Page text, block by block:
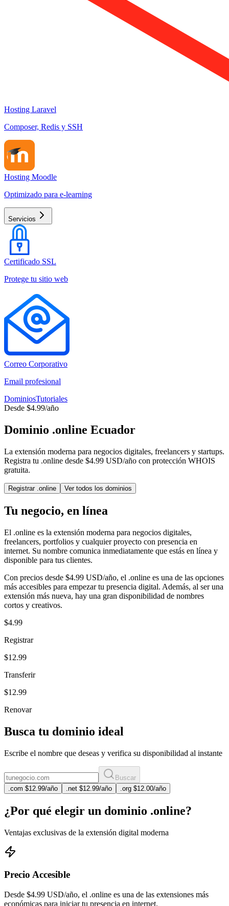
Hosting Laravel
Composer, Redis y SSH
Hosting Moodle
Optimizado para e-learning
Servicios
Certificado SSL
Protege tu sitio web
Correo Corporativo
Email profesional
DominiosTutoriales
Desde $4.99/año
Dominio .online Ecuador
La extensión moderna para negocios digitales, freelancers y startups.
Registra tu .online desde $4.99 USD/año con protección WHOIS
gratuita.
Registrar .online Ver todos los dominios
Tu negocio, en línea
El .online es la extensión moderna para negocios digitales,
freelancers, portfolios y cualquier proyecto con presencia en
internet. Su nombre comunica inmediatamente que estás en línea y
disponible para tus clientes.
Con precios desde $4.99 USD/año, el .online es una de las opciones
más accesibles para empezar tu presencia digital. Además, al ser una
extensión más nueva, hay una gran disponibilidad de nombres
cortos y creativos.
$4.99
Registrar
$12.99
Transferir
$12.99
Renovar
Busca tu dominio ideal
Escribe el nombre que deseas y verifica su disponibilidad al instante
Buscar
com $12.99/año net $12.99/año org $12.00/año
¿Por qué elegir un dominio .online?
Ventajas exclusivas de la extensión digital moderna
Precio Accesible
Desde $4.99 USD/año, el .online es una de las extensiones más
económicas para iniciar tu presencia en internet.